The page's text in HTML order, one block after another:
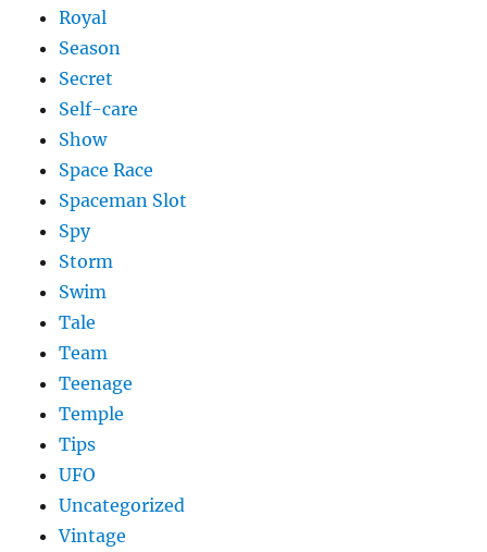
Royal
Season
Secret
Self-care
Show
Space Race
Spaceman Slot
Spy
Storm
Swim
Tale
Team
Teenage
Temple
Tips
UFO
Uncategorized
Vintage